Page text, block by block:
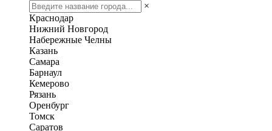
×
Краснодар
Нижний Новгород
Набережные Челны
Казань
Самара
Барнаул
Кемерово
Рязань
Оренбург
Томск
Саратов